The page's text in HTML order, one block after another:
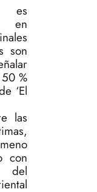
es
en
son
%
‘El
las
con
del